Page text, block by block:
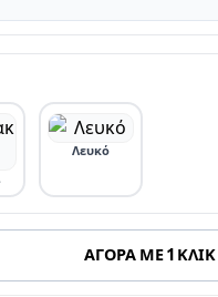
Λευκό
ΑΓΟΡΑ ΜΕ 1 ΚΛΙΚ